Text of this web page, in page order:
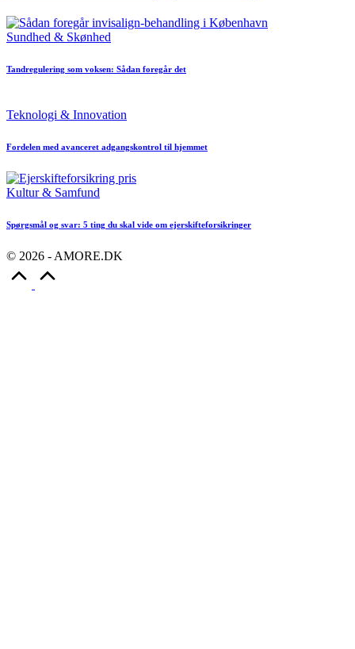
Posted
Sundhed & Skønhed
Tandregulering som voksen: Sådan foregår det
Posted
Teknologi & Innovation
Fordelen med avanceret adgangskontrol til hjemmet
Posted
Kultur & Samfund
Spørgsmål og svar: 5 ting du skal vide om ejerskifteforsikringer
© 2026 - AMORE.DK